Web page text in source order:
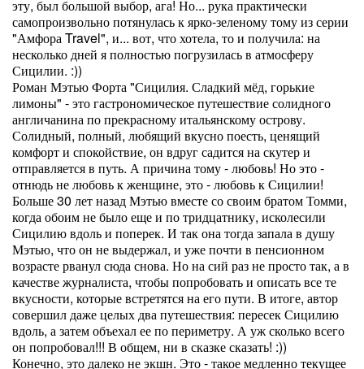
эту, был большой выбор, ага! Но... рука практически
самопроизвольно потянулась к ярко-зеленому тому из серии
"Амфора Travel", и... вот, что хотела, то и получила: на
несколько дней я полностью погрузилась в атмосферу
Сицилии. :))
Роман Мэтью Форта "Сицилия. Сладкий мёд, горькие
лимоны" - это гастрономическое путешествие солидного
англичанина по прекрасному итальянскому острову.
Солидный, полный, любящий вкусно поесть, ценящий
комфорт и спокойствие, он вдруг садится на скутер и
отправляется в путь. А причина тому - любовь! Но это -
отнюдь не любовь к женщине, это - любовь к Сицилии!
Больше 30 лет назад Мэтью вместе со своим братом Томми,
когда обоим не было еще и по тридцатнику, исколесили
Сицилию вдоль и поперек. И так она тогда запала в душу
Мэтью, что он не выдержал, и уже почти в пенсионном
возрасте рванул сюда снова. Но на сий раз не просто так, а в
качестве журналиста, чтобы попробовать и описать все те
вкусности, которые встретятся на его пути. В итоге, автор
совершил даже целых два путешествия: пересек Сицилию
вдоль, а затем объехал ее по периметру. А уж сколько всего
он попробовал!!! В общем, ни в сказке сказать! :))
Конечно, это далеко не экшн. Это - такое медленно текущее